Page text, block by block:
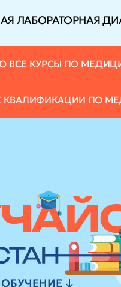
ЛАБОРАТОРНАЯ
ВСЕ КУРСЫ ПО
ПО
↓